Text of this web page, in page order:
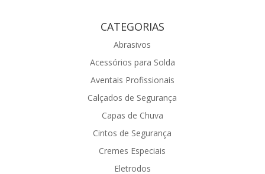
CATEGORIAS
Abrasivos
Acessórios para Solda
Aventais Profissionais
Calçados de Segurança
Capas de Chuva
Cintos de Segurança
Cremes Especiais
Eletrodos